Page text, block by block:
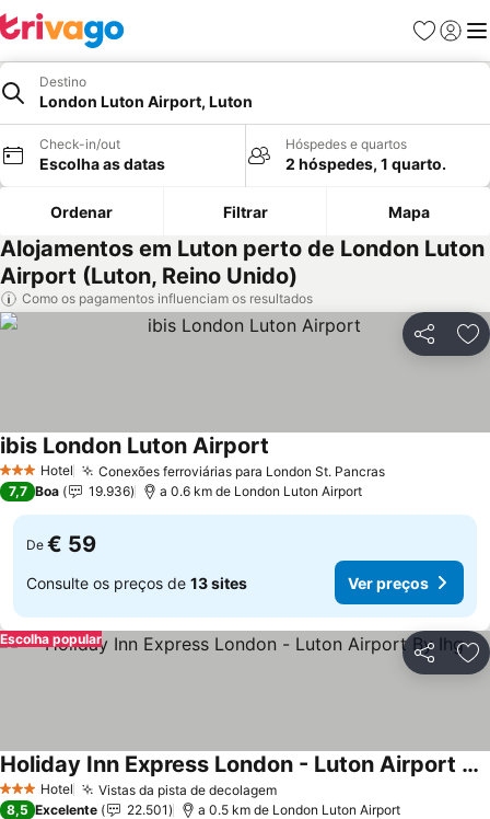
Favoritos
Iniciar
Destino
London Luton Airport, Luton
Check-in/out
Escolha as datas
Hóspedes e quartos
2 hóspedes, 1 quarto.
Ordenar Filtrar Mapa
Alojamentos em Luton perto de London Luton
Airport (Luton, Reino Unido)
Como os pagamentos influenciam os resultados
Partilhar
3 EstrelasHotel Conexões ferroviárias para London St. Pancras
ibis London Luton Airport
7,7 Boa 19.936 a 0.6 km de London Luton Airport
De € 59
Consulte os preços de 13 sites Ver preços
Partilhar
Escolha popular
3 EstrelasHotel Vistas da pista de decolagem
Holiday Inn Express London - Luton Airport By Ihg
8,5 Excelente 22.501 a 0.5 km de London Luton Airport